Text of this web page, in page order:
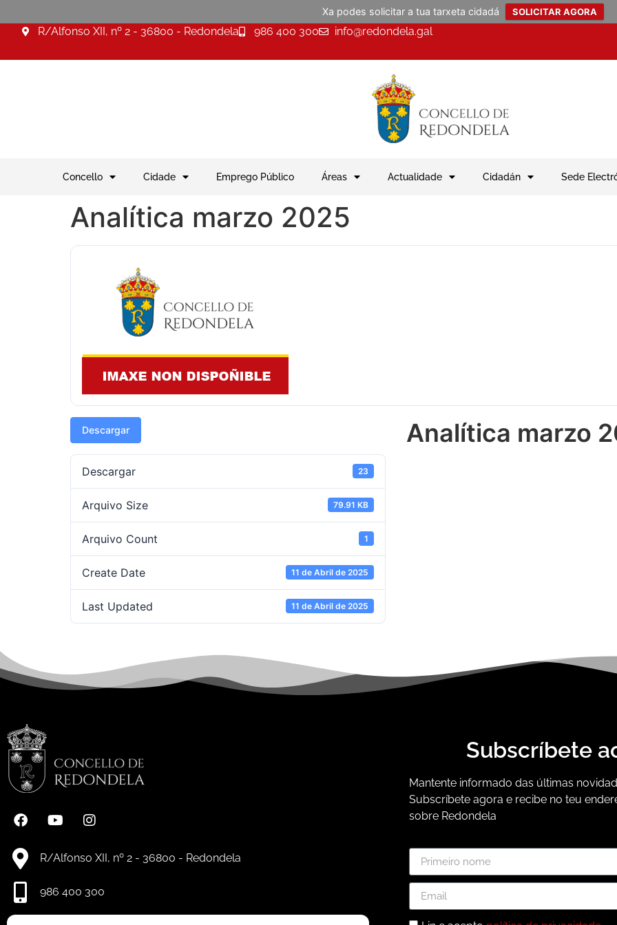
Xa podes solicitar a tua tarxeta cidadá SOLICITAR AGORA
R/Alfonso XII, nº 2 - 36800 - Redondela 986 400 300 info@redondela.gal
Concello Cidade Emprego Público Áreas Actualidade Cidadán Sede
Analítica marzo 2025
Descargar
Descargar 23
Arquivo Size 79.91 KB
Arquivo Count 1
Create Date 11 de Abril de 2025
Last Updated 11 de Abril de 2025
Analítica marzo
R/Alfonso XII, nº 2 - 36800 - Redondela
986 400 300
Subscríbete
Mantente informado das últimas
Subscríbete agora e recibe no teu
sobre Redondela